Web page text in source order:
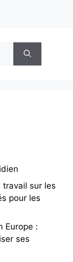
sur les
pour les
Europe :
ses